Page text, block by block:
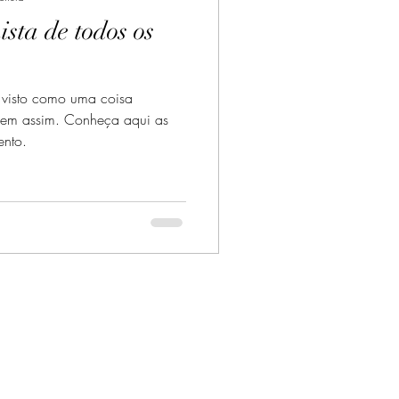
de todos os
como uma coisa